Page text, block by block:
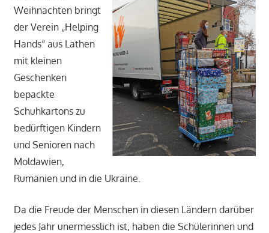
Weihnachten bringt
der Verein „Helping
Hands“ aus Lathen
mit kleinen
Geschenken
bepackte
Schuhkartons zu
bedürftigen Kindern
und Senioren nach
Moldawien,
Rumänien und in die Ukraine.
Da die Freude der Menschen in diesen Ländern darüber
jedes Jahr unermesslich ist, haben die Schülerinnen und